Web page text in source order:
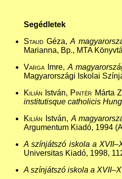
Segédletek
Staud Géza,A
Marianna, Bp., MTA
Varga Imre, A
Magyarországi Iskolai
Kilián István, Pintér Márta
institutisque catholicis
Kilián István, A
Argumentum Kiadó, 1994
A színjátszó iskola a
Universitas Kiadó, 1998,
A színjátszó iskola a